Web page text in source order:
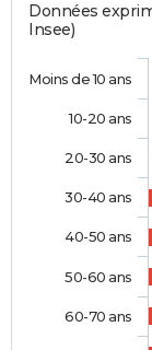
Données
Insee)
Moins de 10 ans
10-20 ans
20-30 ans
30-40 ans
40-50 ans
50-60 ans
60-70 ans